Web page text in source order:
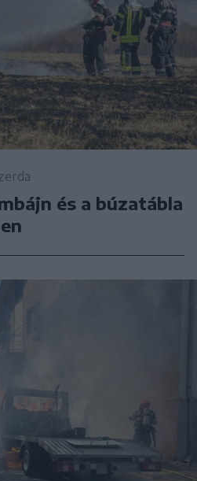
és a búzatábla